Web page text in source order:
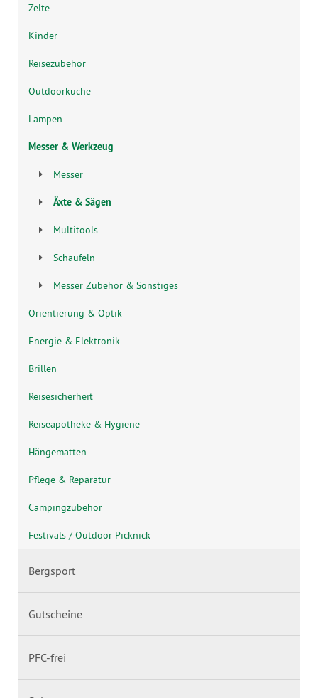
Zelte
Kinder
Reisezubehör
Outdoorküche
Lampen
Messer & Werkzeug
Messer
Äxte & Sägen
Multitools
Schaufeln
Messer Zubehör & Sonstiges
Orientierung & Optik
Energie & Elektronik
Brillen
Reisesicherheit
Reiseapotheke & Hygiene
Hängematten
Pflege & Reparatur
Campingzubehör
Festivals / Outdoor Picknick
Bergsport
Gutscheine
PFC-frei